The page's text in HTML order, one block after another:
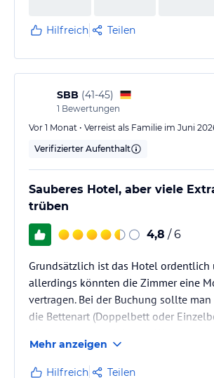
Sportsbar separat. Wir hatten den…
Hilfreich Teilen
SBB (41-45)
1 Bewertungen
Vor 1 Monat • Verreist als Familie im Juni
Verifizierter Aufenthalt
Sauberes Hotel, aber viele
trüben
4,8 / 6
Grundsätzlich ist das Hotel ordentlich
allerdings könnten die Zimmer eine
vertragen. Bei der Buchung sollte man
die Bettenart (Doppelbett oder
erst vor Ort nach Verfügbarkeit möglich.
Zudem ist das Hotelkonzept stark auf
Mehr anzeigen
Hilfreich Teilen